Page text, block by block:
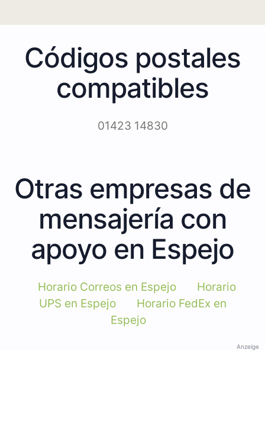
Códigos postales
compatibles
01423 14830
Otras empresas de
mensajería con
apoyo en Espejo
Horario Correos en Espejo
Horario
UPS en Espejo
Horario FedEx en
Espejo
Anzeige